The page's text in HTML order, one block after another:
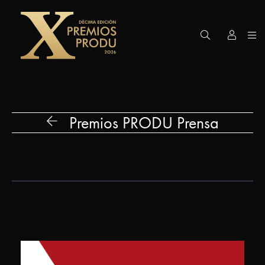
Premios
Edición
Gran
Honoríficos
Premios PRODU Prensa